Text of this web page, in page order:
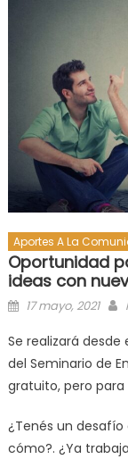
Aportes A La
Oportunidad
ideas con
17 mayo, 2021
Se realizará
del Seminario de
gratuito, pero
¿Tenés un
cómo?. ¿Ya